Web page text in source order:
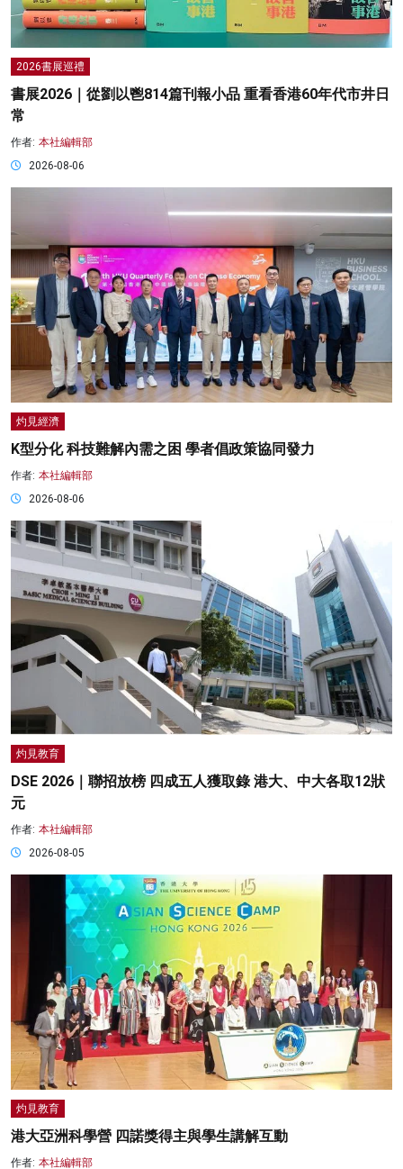
2026書展巡禮
書展2026｜從劉以鬯814篇刊報小品 重看香港60年代市井日
常
作者: 本社編輯部
2026-08-06
灼見經濟
K型分化 科技難解內需之困 學者倡政策協同發力
作者: 本社編輯部
2026-08-06
灼見教育
DSE 2026｜聯招放榜 四成五人獲取錄 港大、中大各取12狀
元
作者: 本社編輯部
2026-08-05
灼見教育
港大亞洲科學營 四諾獎得主與學生講解互動
作者: 本社編輯部